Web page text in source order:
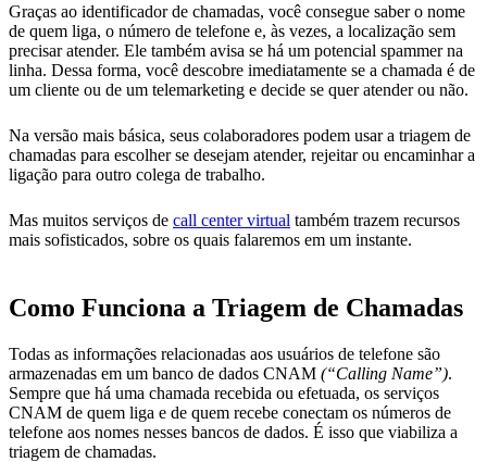
Graças ao identificador de chamadas, você consegue saber o nome
de quem liga, o número de telefone e, às vezes, a localização sem
precisar atender. Ele também avisa se há um potencial spammer na
linha. Dessa forma, você descobre imediatamente se a chamada é de
um cliente ou de um telemarketing e decide se quer atender ou não.
Na versão mais básica, seus colaboradores podem usar a triagem de
chamadas para escolher se desejam atender, rejeitar ou encaminhar a
ligação para outro colega de trabalho.
Mas muitos serviços de call center virtual também trazem recursos
mais sofisticados, sobre os quais falaremos em um instante.
Como Funciona a Triagem de Chamadas
Todas as informações relacionadas aos usuários de telefone são
armazenadas em um banco de dados CNAM (“Calling Name”).
Sempre que há uma chamada recebida ou efetuada, os serviços
CNAM de quem liga e de quem recebe conectam os números de
telefone aos nomes nesses bancos de dados. É isso que viabiliza a
triagem de chamadas.